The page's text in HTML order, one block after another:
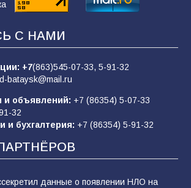
не возьмёшь»: почему
разведка
до последнего: герой
С НАМИ
+7(863)545-07-33, 5-91-32
bataysk@mail.ru
и объявлений: +7 (86354) 5-07-33
32
и бухгалтерия: +7 (86354) 5-91-32
данные о появлении НЛО на